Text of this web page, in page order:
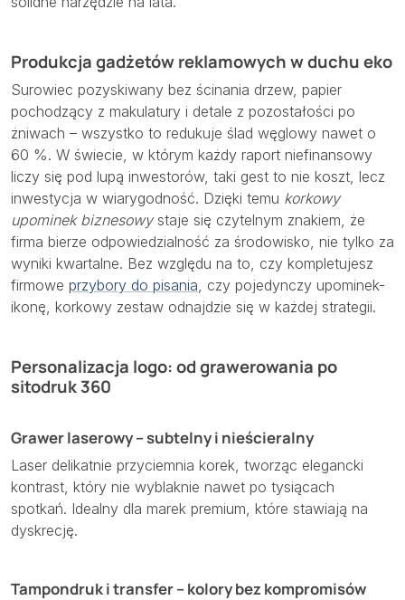
Produkcja gadżetów reklamowych w duchu eko
Surowiec pozyskiwany bez ścinania drzew, papier
pochodzący z makulatury i detale z pozostałości po
żniwach – wszystko to redukuje ślad węglowy nawet o
60 %. W świecie, w którym każdy raport niefinansowy
liczy się pod lupą inwestorów, taki gest to nie koszt, lecz
inwestycja w wiarygodność. Dzięki temu korkowy
upominek biznesowystaje się czytelnym znakiem, że
firma bierze odpowiedzialność za środowisko, nie tylko za
wyniki kwartalne. Bez względu na to, czy kompletujesz
firmowe przybory do pisania, czy pojedynczy upominek-
ikonę, korkowy zestaw odnajdzie się w każdej strategii.
Personalizacja logo: od grawerowania po
sitodruk 360
Grawer laserowy – subtelny i nieścieralny
Laser delikatnie przyciemnia korek, tworząc elegancki
kontrast, który nie wyblaknie nawet po tysiącach
spotkań. Idealny dla marek premium, które stawiają na
dyskrecję.
Tampondruk i transfer – kolory bez kompromisów